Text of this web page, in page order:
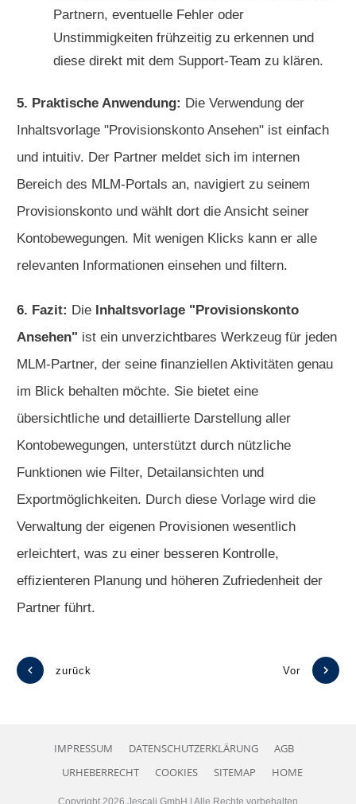
Partnern, eventuelle Fehler oder
Unstimmigkeiten frühzeitig zu erkennen und
diese direkt mit dem Support-Team zu klären.
5. Praktische Anwendung: Die Verwendung der
Inhaltsvorlage "Provisionskonto Ansehen" ist einfach
und intuitiv. Der Partner meldet sich im internen
Bereich des MLM-Portals an, navigiert zu seinem
Provisionskonto und wählt dort die Ansicht seiner
Kontobewegungen. Mit wenigen Klicks kann er alle
relevanten Informationen einsehen und filtern.
6. Fazit: Die Inhaltsvorlage "Provisionskonto
Ansehen" ist ein unverzichtbares Werkzeug für jeden
MLM-Partner, der seine finanziellen Aktivitäten genau
im Blick behalten möchte. Sie bietet eine
übersichtliche und detaillierte Darstellung aller
Kontobewegungen, unterstützt durch nützliche
Funktionen wie Filter, Detailansichten und
Exportmöglichkeiten. Durch diese Vorlage wird die
Verwaltung der eigenen Provisionen wesentlich
erleichtert, was zu einer besseren Kontrolle,
effizienteren Planung und höheren Zufriedenheit der
Partner führt.
zurück Vor
IMPRESSUM DATENSCHUTZERKLÄRUNG
AGB
URHEBERRECHT
COOKIES SITEMAP HOME
Copyright 2026 Jescali GmbH | Alle Rechte vorbehalten